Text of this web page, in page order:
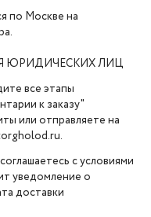
по Москве на
ЮРИДИЧЕСКИХ ЛИЦ
все этапы
к заказу"
или отправляете на
с условиями
уведомление о
доставки